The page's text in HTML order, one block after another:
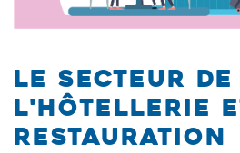
Le secteur de
l'hôtellerie
restauration